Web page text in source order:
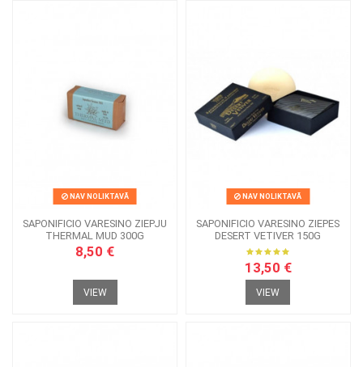
NAV NOLIKTAVĀ
SAPONIFICIO VARESINO ZIEPJU
THERMAL MUD 300G
8,50 €
VIEW
NAV NOLIKTAVĀ
SAPONIFICIO VARESINO ZIEPES
DESERT VETIVER 150G
13,50 €
VIEW